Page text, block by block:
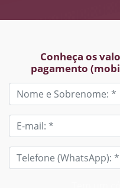
Conheça os
pagamento